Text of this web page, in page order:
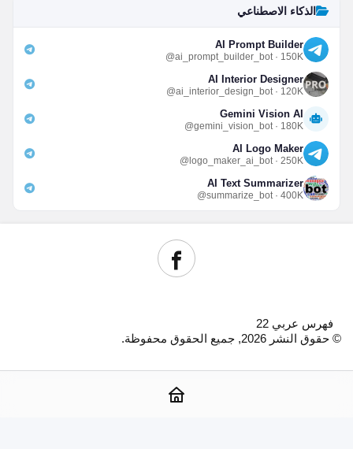
الذكاء الاصطناعي
AI Prompt Builder
@ai_prompt_builder_bot · 150K
AI Interior Designer
@ai_interior_design_bot · 120K
Gemini Vision AI
@gemini_vision_bot · 180K
AI Logo Maker
@logo_maker_ai_bot · 250K
AI Text Summarizer
@summarize_bot · 400K
فهرس عربي 22
© حقوق النشر 2026, جميع الحقوق محفوظة.